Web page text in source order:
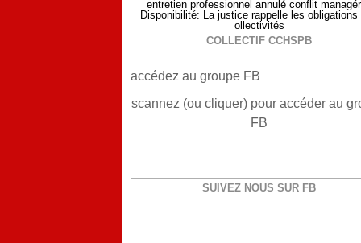
entretien professionnel annulé conflit
Disponibilité: La justice rappelle les obligations
ollectivités
COLLECTIF CCHSPB
accédez au groupe FB
scannez (ou cliquer) pour accéder au
FB
SUIVEZ NOUS SUR FB